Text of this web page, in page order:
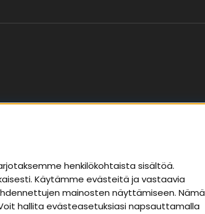
Alueet
Autohifi
Kotihifi
henkilökohtaista sisältöä.
Käytämme evästeitä ja vastaavia
mainosten näyttämiseen. Nämä
hallita evästeasetuksiasi napsauttamalla